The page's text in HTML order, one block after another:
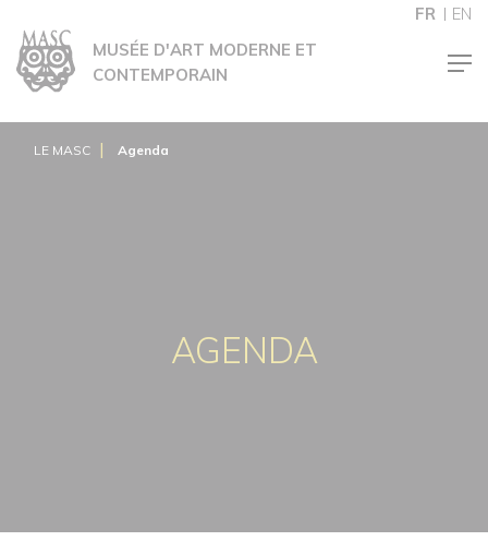
FR
EN
MUSÉE D'ART MODERNE ET
CONTEMPORAIN
LE MASC Agenda
AGENDA